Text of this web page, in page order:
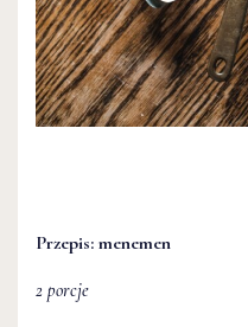
Przepis: menemen
2 porcje